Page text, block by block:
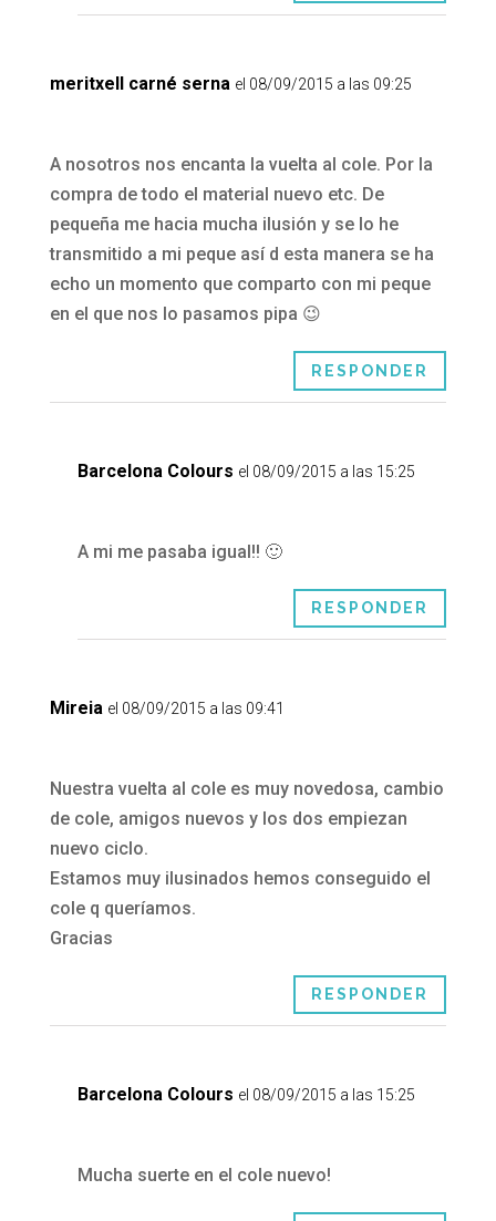
meritxell carné serna el 08/09/2015 a las 09:25
A nosotros nos encanta la vuelta al cole. Por la
compra de todo el material nuevo etc. De
pequeña me hacia mucha ilusión y se lo he
transmitido a mi peque así d esta manera se ha
echo un momento que comparto con mi peque
en el que nos lo pasamos pipa 😉
RESPONDER
Barcelona Colours el 08/09/2015 a las 15:25
A mi me pasaba igual!! 🙂
RESPONDER
Mireia el 08/09/2015 a las 09:41
Nuestra vuelta al cole es muy novedosa, cambio
de cole, amigos nuevos y los dos empiezan
nuevo ciclo.
Estamos muy ilusinados hemos conseguido el
cole q queríamos.
Gracias
RESPONDER
Barcelona Colours el 08/09/2015 a las 15:25
Mucha suerte en el cole nuevo!